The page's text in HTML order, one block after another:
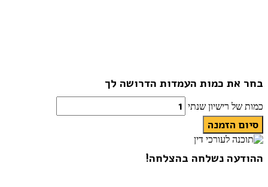
בחר את כמות העמדות הדרושה לך
כמות של רישיון שנתי
סיום הזמנה
ההודעה נשלחה בהצלחה!